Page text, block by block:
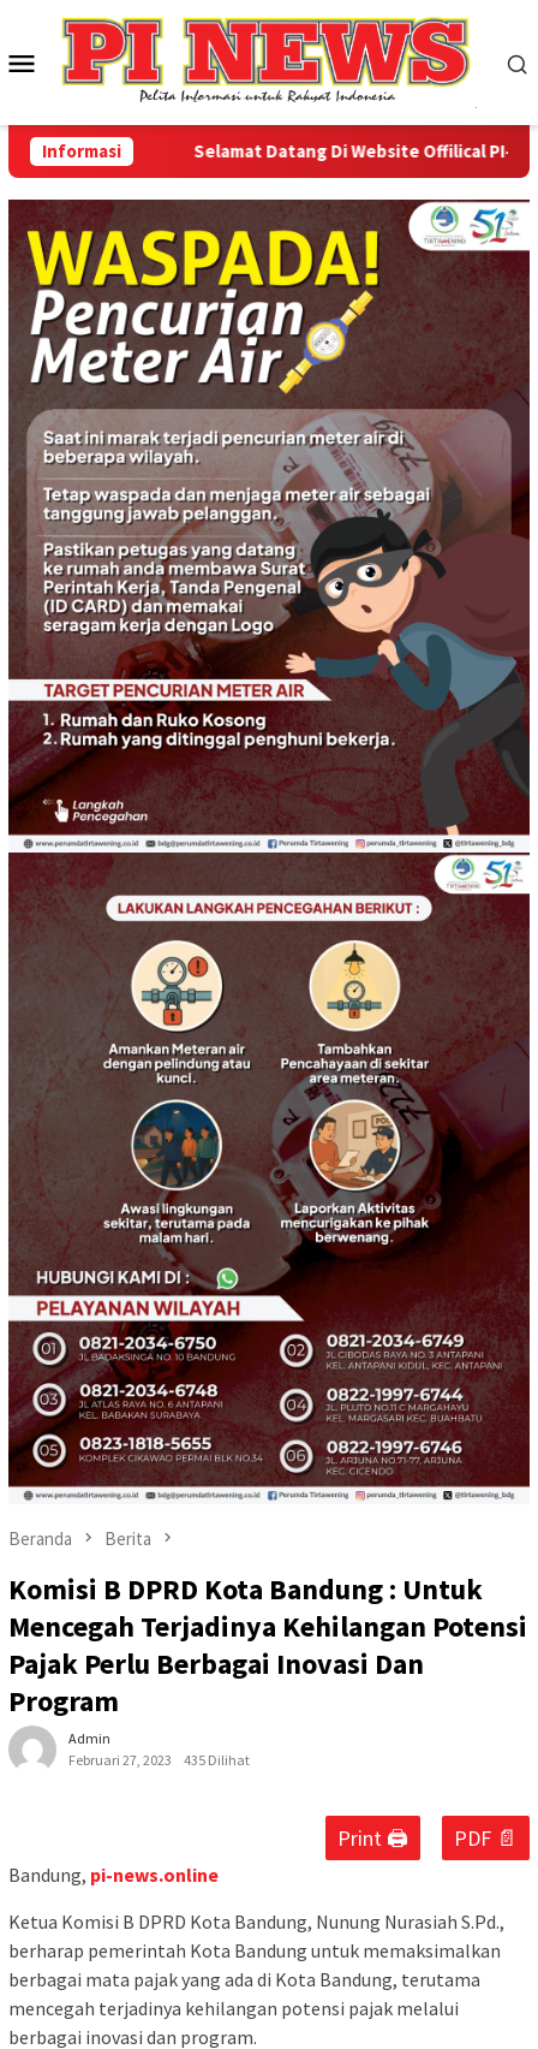
konten
Menu
Mobile
Informasi Selamat Datang Di Website Offilical PI-
Beranda Berita
Komisi B DPRD Kota Bandung : Untuk
Mencegah Terjadinya Kehilangan Potensi
Pajak Perlu Berbagai Inovasi Dan
Program
Admin
Februari 27, 2023
435 Dilihat
Print 🖨 PDF 📄
Bandung, pi-news.online
Ketua Komisi B DPRD Kota Bandung, Nunung Nurasiah S.Pd.,
berharap pemerintah Kota Bandung untuk memaksimalkan
berbagai mata pajak yang ada di Kota Bandung, terutama
mencegah terjadinya kehilangan potensi pajak melalui
berbagai inovasi dan program.